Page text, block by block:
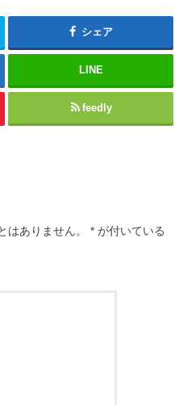
シェア
LINE
feedly
はありません。 * が付いている